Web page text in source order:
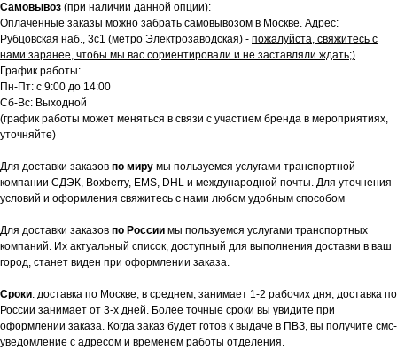
Самовывоз (при наличии данной опции):
Оплаченные заказы можно забрать самовывозом в Москве. Адрес:
Рубцовская наб., 3с1 (метро Электрозаводская) - пожалуйста, свяжитесь с
нами заранее, чтобы мы вас сориентировали и не заставляли ждать;)
График работы:
Пн-Пт: с 9:00 до 14:00
Сб-Вс: Выходной
(график работы может меняться в связи с участием бренда в мероприятиях,
уточняйте)
Для доставки заказов по миру мы пользуемся услугами транспортной
компании СДЭК, Boxberry, EMS, DHL и международной почты. Для уточнения
условий и оформления свяжитесь с нами любом удобным способом
Для доставки заказов по России мы пользуемся услугами транспортных
компаний. Их актуальный список, доступный для выполнения доставки в ваш
город, станет виден при оформлении заказа.
Сроки: доставка по Москве, в среднем, занимает 1-2 рабочих дня; доставка по
России занимает от 3-х дней. Более точные сроки вы увидите при
оформлении заказа. Когда заказ будет готов к выдаче в ПВЗ, вы получите смс-
уведомление с адресом и временем работы отделения.